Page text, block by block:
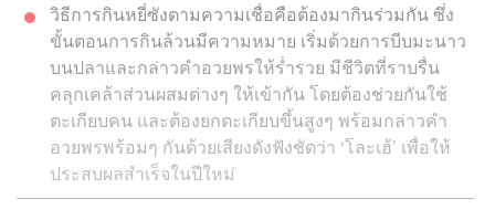
วิธีการกินหยี่ซังตามความเชื่อคือต้องมากินร่วมกัน ซึ่ง
ขั้นตอนการกินล้วนมีความหมาย เริ่มด้วยการบีบมะนาว
บนปลาและกล่าวคำอวยพรให้ร่ำรวย มีชีวิตที่ราบรื่น
คลุกเคล้าส่วนผสมต่างๆ ให้เข้ากัน โดยต้องช่วยกันใช้
ตะเกียบคน และต้องยกตะเกียบขึ้นสูงๆ พร้อมกล่าวคำ
อวยพรพร้อมๆ กันด้วยเสียงดังฟังชัดว่า ‘โละเฮ้’ เพื่อให้
ประสบผลสำเร็จในปีใหม่